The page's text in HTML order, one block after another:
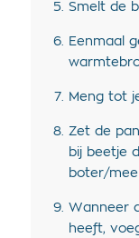
Smelt de
Eenmaal
Meng tot
Zet de
bij beetje
boter/
Wanneer
heeft,